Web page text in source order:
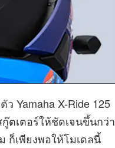
Yamaha X-Ride 125
ตเตอร์ให้ชัดเจนขึ้นกว่า
ก็เพียงพอให้โมเดลนี้